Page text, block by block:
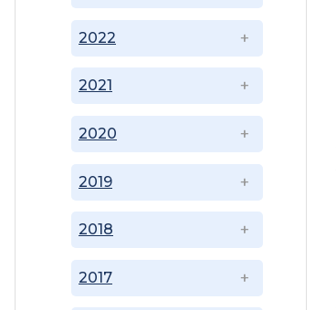
2017
2018
2019
2020
2021
2022